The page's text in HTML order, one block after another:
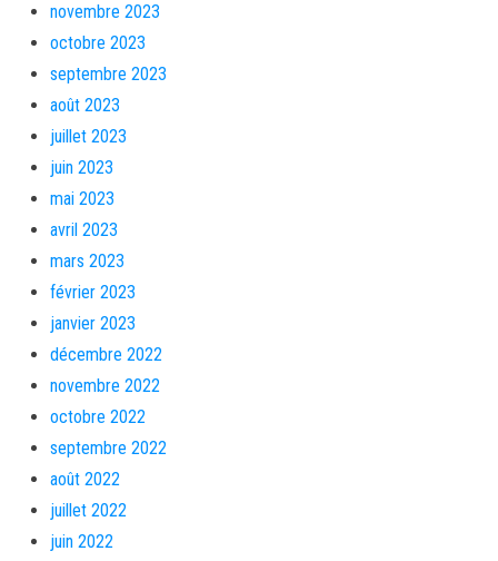
novembre 2023
octobre 2023
septembre 2023
août 2023
juillet 2023
juin 2023
mai 2023
avril 2023
mars 2023
février 2023
janvier 2023
décembre 2022
novembre 2022
octobre 2022
septembre 2022
août 2022
juillet 2022
juin 2022